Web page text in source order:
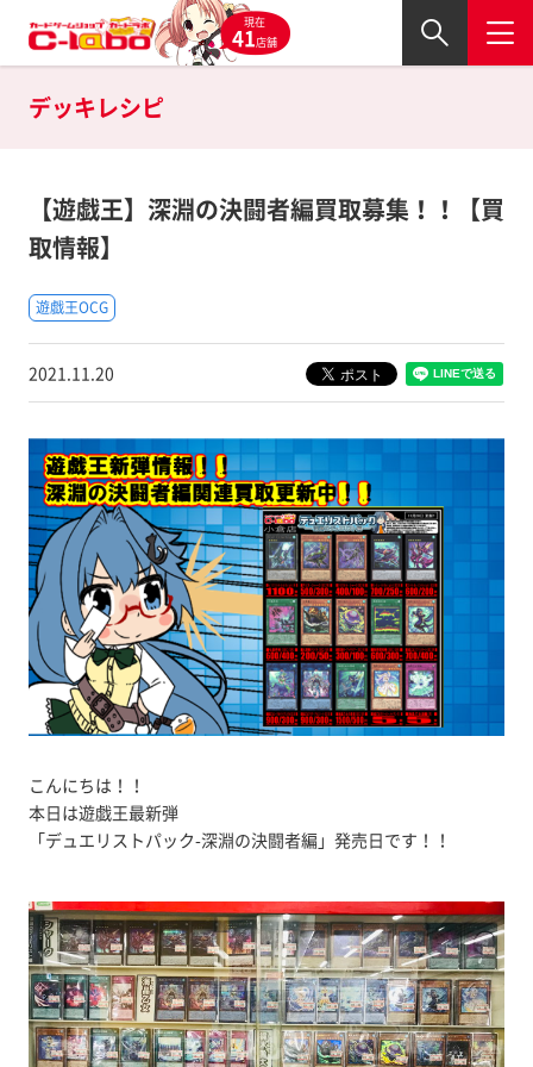
現在
41店舗
デッキレシピ
【遊戯王】深淵の決闘者編買取募集！！【買
取情報】
遊戯王OCG
2021.11.20
こんにちは！！
本日は遊戯王最新弾
「デュエリストパック-深淵の決闘者編」発売日です！！